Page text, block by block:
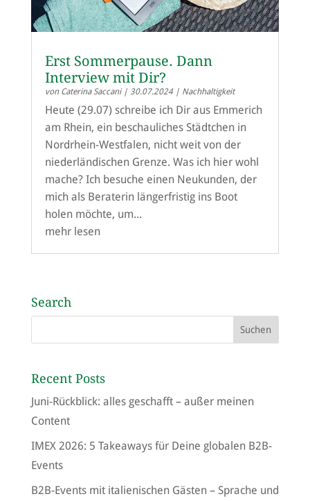
Erst Sommerpause. Dann
Interview mit Dir?
von Caterina Saccani| 30.07.2024| Nachhaltigkeit
Heute (29.07) schreibe ich Dir aus Emmerich
am Rhein, ein beschauliches Städtchen in
Nordrhein-Westfalen, nicht weit von der
niederländischen Grenze. Was ich hier wohl
mache? Ich besuche einen Neukunden, der
mich als Beraterin längerfristig ins Boot
holen möchte, um...
mehr lesen
Search
Recent Posts
Juni-Rückblick: alles geschafft – außer meinen
Content
IMEX 2026: 5 Takeaways für Deine globalen B2B-
Events
B2B-Events mit italienischen Gästen – Sprache und